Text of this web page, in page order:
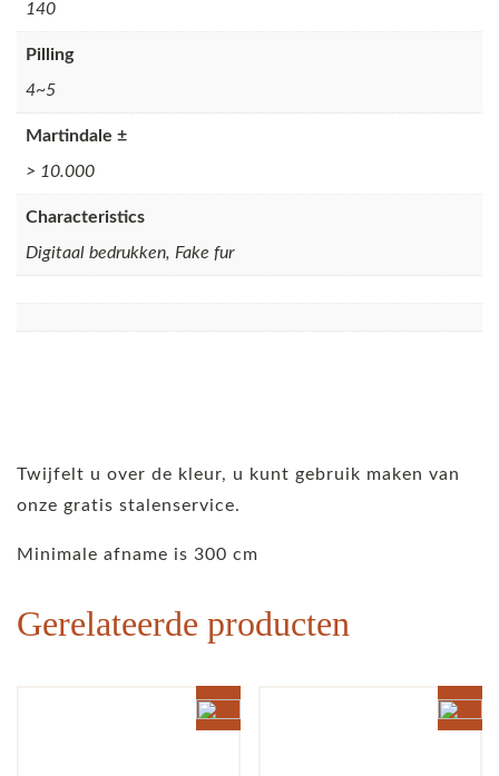
140
Pilling
4~5
Martindale ±
> 10.000
Characteristics
Digitaal bedrukken, Fake fur
Twijfelt u over de kleur, u kunt gebruik maken van
onze gratis stalenservice.
Minimale afname is 300 cm
Gerelateerde producten